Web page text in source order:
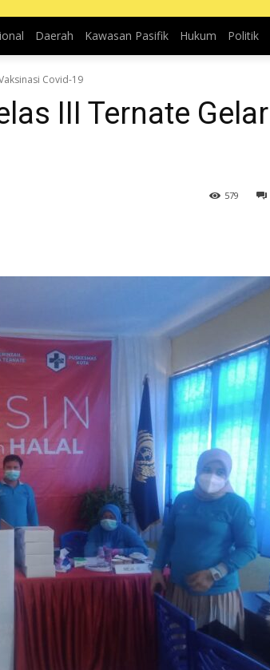
Daerah Kawasan Pasifik Hukum Politik
Covid-19
III Ternate Gelar
579